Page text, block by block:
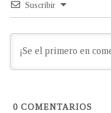
Suscribir
0 COMENTARIOS